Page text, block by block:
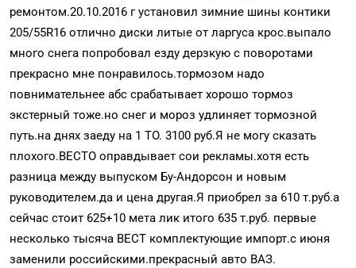
ремонтом.20.10.2016 г установил зимние шины контики
205/55R16 отлично диски литые от ларгуса крос.выпало
много снега попробовал езду дерзкую с поворотами
прекрасно мне понравилось.тормозом надо
повнимательнее абс срабатывает хорошо тормоз
экстерный тоже.но снег и мороз удлиняет тормозной
путь.на днях заеду на 1 ТО. 3100 руб.Я не могу сказать
плохого.ВЕСТО оправдывает сои рекламы.хотя есть
разница между выпуском Бу-Андорсон и новым
руководителем.да и цена другая.Я приобрел за 610 т.руб.а
сейчас стоит 625+10 мета лик итого 635 т.руб. первые
несколько тысяча ВЕСТ комплектующие импорт.с июня
заменили российскими.прекрасный авто ВАЗ.